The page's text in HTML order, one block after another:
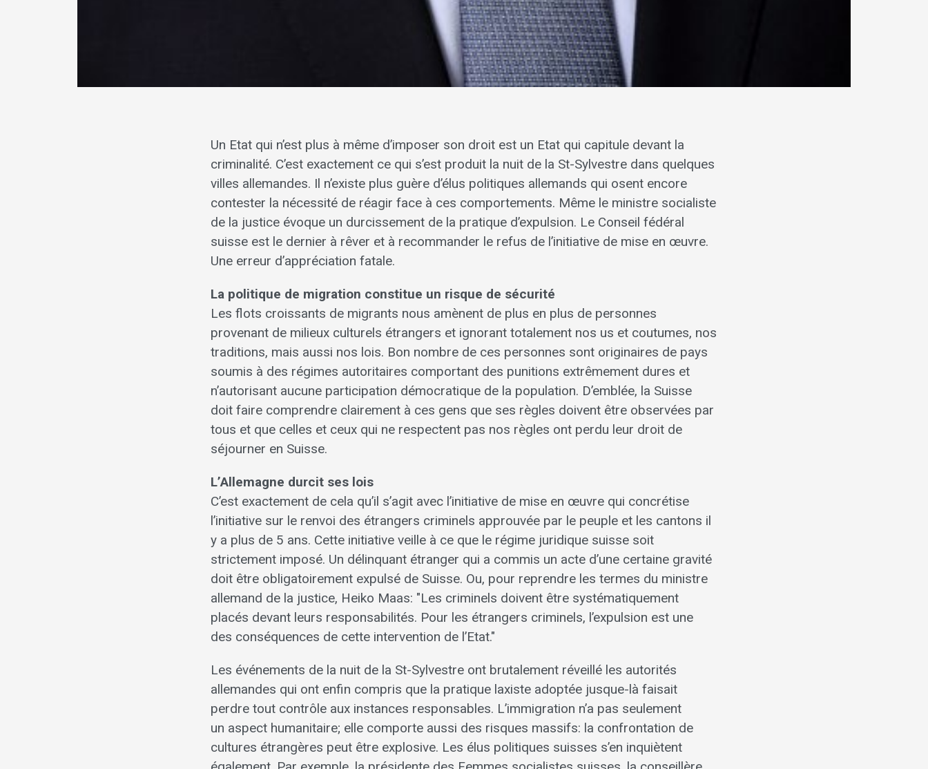
Un Etat qui n’est plus à même d’imposer son droit est un Etat qui capitule devant la
criminalité. C’est exactement ce qui s’est produit la nuit de la St-Sylvestre dans quelques
villes allemandes. Il n’existe plus guère d’élus politiques allemands qui osent encore
contester la nécessité de réagir face à ces comportements. Même le ministre socialiste
de la justice évoque un durcissement de la pratique d’expulsion. Le Conseil fédéral
suisse est le dernier à rêver et à recommander le refus de l’initiative de mise en œuvre.
Une erreur d’appréciation fatale.
La politique de migration constitue un risque de sécurité
Les flots croissants de migrants nous amènent de plus en plus de personnes
provenant de milieux culturels étrangers et ignorant totalement nos us et coutumes, nos
traditions, mais aussi nos lois. Bon nombre de ces personnes sont originaires de pays
soumis à des régimes autoritaires comportant des punitions extrêmement dures et
n’autorisant aucune participation démocratique de la population. D’emblée, la Suisse
doit faire comprendre clairement à ces gens que ses règles doivent être observées par
tous et que celles et ceux qui ne respectent pas nos règles ont perdu leur droit de
séjourner en Suisse.
L’Allemagne durcit ses lois
C’est exactement de cela qu’il s’agit avec l’initiative de mise en œuvre qui concrétise
l’initiative sur le renvoi des étrangers criminels approuvée par le peuple et les cantons il
y a plus de 5 ans. Cette initiative veille à ce que le régime juridique suisse soit
strictement imposé. Un délinquant étranger qui a commis un acte d’une certaine gravité
doit être obligatoirement expulsé de Suisse. Ou, pour reprendre les termes du ministre
allemand de la justice, Heiko Maas: "Les criminels doivent être systématiquement
placés devant leurs responsabilités. Pour les étrangers criminels, l’expulsion est une
des conséquences de cette intervention de l’Etat."
Les événements de la nuit de la St-Sylvestre ont brutalement réveillé les autorités
allemandes qui ont enfin compris que la pratique laxiste adoptée jusque-là faisait
perdre tout contrôle aux instances responsables. L’immigration n’a pas seulement
un aspect humanitaire; elle comporte aussi des risques massifs: la confrontation de
cultures étrangères peut être explosive. Les élus politiques suisses s’en inquiètent